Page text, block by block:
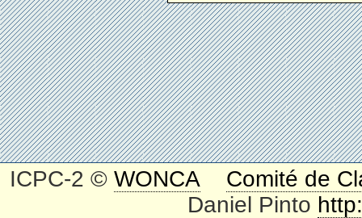
ICPC-2 ©WONCA
Comité de
Daniel Pinto